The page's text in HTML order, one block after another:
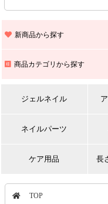
上記期間中のご注文・お問
また､ 九州全域でお荷物の
新商品から探す
商品カテゴリから探す
ジェルネイル
ネイルパーツ
ケア用品 長
TOP